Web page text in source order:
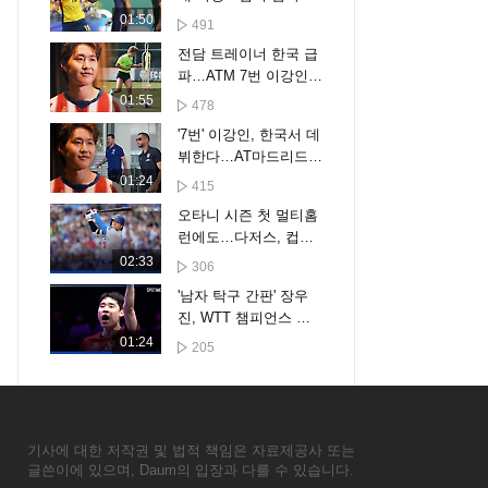
01:50
험대
491
01:55
전담 트레이너 한국 급
파…ATM 7번 이강인
'특급 관리'
478
01:24
'7번' 이강인, 한국서 데
뷔한다…AT마드리드
투어 명단 확정, 오늘
415
02:33
오타니 시즌 첫 멀티홈
런에도…다저스, 컵스
에 6-7 패하며 6연패 수
306
01:24
'남자 탁구 간판' 장우
진, WTT 챔피언스 요
코하마 16강 진출 [스
205
기사에 대한 저작권 및 법적 책임은 자료제공사 또는
글쓴이에 있으며, Daum의 입장과 다를 수 있습니다.